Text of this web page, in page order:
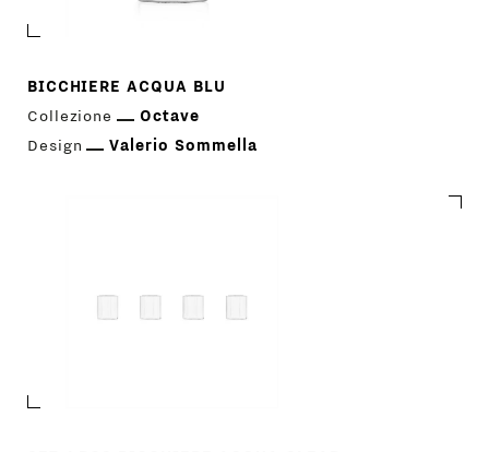
BICCHIERE ACQUA BLU
Collezione
Octave
Design
Valerio Sommella